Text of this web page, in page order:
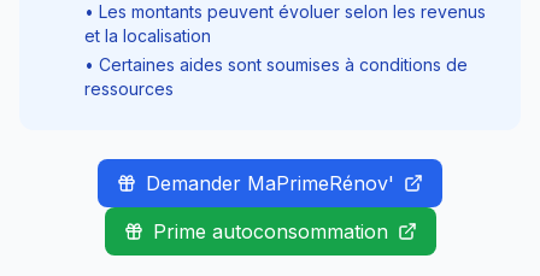
• Les montants peuvent évoluer selon les revenus
et la localisation
• Certaines aides sont soumises à conditions de
ressources
Demander MaPrimeRénov'
Prime autoconsommation